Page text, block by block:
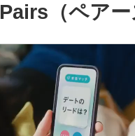
Pairs（ペアー